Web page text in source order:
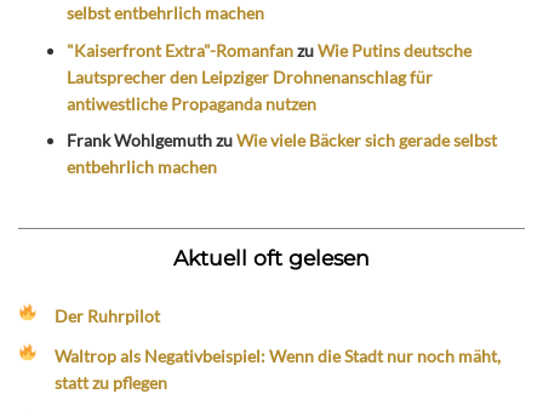
selbst entbehrlich machen
"Kaiserfront Extra"-RomanfanzuWie Putins deutsche
Lautsprecher den Leipziger Drohnenanschlag für
antiwestliche Propaganda nutzen
Frank WohlgemuthzuWie viele Bäcker sich gerade selbst
entbehrlich machen
Aktuell oft gelesen
Der Ruhrpilot
Waltrop als Negativbeispiel: Wenn die Stadt nur noch mäht,
statt zu pflegen